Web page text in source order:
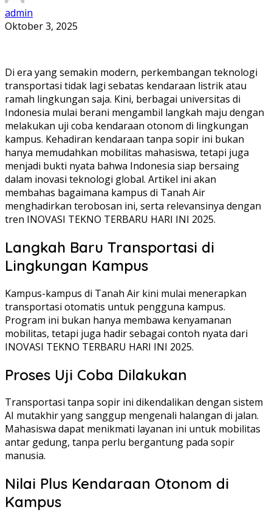
admin
Oktober 3, 2025
Di era yang semakin modern, perkembangan teknologi
transportasi tidak lagi sebatas kendaraan listrik atau
ramah lingkungan saja. Kini, berbagai universitas di
Indonesia mulai berani mengambil langkah maju dengan
melakukan uji coba kendaraan otonom di lingkungan
kampus. Kehadiran kendaraan tanpa sopir ini bukan
hanya memudahkan mobilitas mahasiswa, tetapi juga
menjadi bukti nyata bahwa Indonesia siap bersaing
dalam inovasi teknologi global. Artikel ini akan
membahas bagaimana kampus di Tanah Air
menghadirkan terobosan ini, serta relevansinya dengan
tren INOVASI TEKNO TERBARU HARI INI 2025.
Langkah Baru Transportasi di
Lingkungan Kampus
Kampus-kampus di Tanah Air kini mulai menerapkan
transportasi otomatis untuk pengguna kampus.
Program ini bukan hanya membawa kenyamanan
mobilitas, tetapi juga hadir sebagai contoh nyata dari
INOVASI TEKNO TERBARU HARI INI 2025.
Proses Uji Coba Dilakukan
Transportasi tanpa sopir ini dikendalikan dengan sistem
AI mutakhir yang sanggup mengenali halangan di jalan.
Mahasiswa dapat menikmati layanan ini untuk mobilitas
antar gedung, tanpa perlu bergantung pada sopir
manusia.
Nilai Plus Kendaraan Otonom di
Kampus